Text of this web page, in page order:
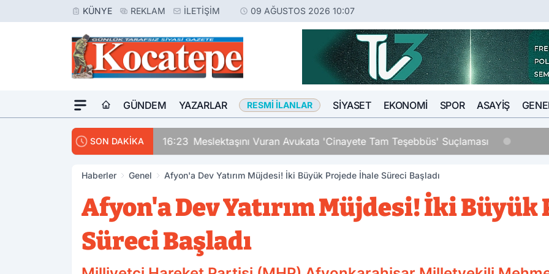
KÜNYE REKLAM İLETIŞIM 09 AĞUSTOS 2026 10:07
GÜNDEM YAZARLAR RESMI İLANLAR SIYASET EKONOMI SPOR ASAYIŞ
SON DAKİKA 16:23 Meslektaşını Vuran Avukata 'Cinayete Tam Teşebbüs' Suçlaması
Haberler Genel Afyon'a Dev Yatırım Müjdesi! İki Büyük Projede İhale Süreci Başladı
Afyon'a Dev Yatırım Müjdesi! İki Büyük
Süreci Başladı